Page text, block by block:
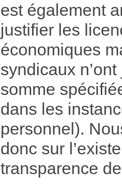
est également
justifier les
économiques
syndicaux
somme
dans les
personnel).
donc sur
transparence